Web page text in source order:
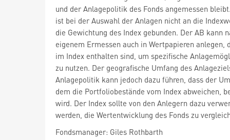
und der Anlagepolitik des Fonds angemessen
ist bei der Auswahl der Anlagen nicht an die
die Gewichtung des Index gebunden. Der AB kann
eigenem Ermessen auch in Wertpapieren anlegen,
im Index enthalten sind, um spezifische
zu nutzen. Der geografische Umfang des
Anlagepolitik kann jedoch dazu führen, dass der
dem die Portfoliobestände vom Index abweichen,
wird. Der Index sollte von den Anlegern dazu
werden, die Wertentwicklung des Fonds zu
Fondsmanager: Giles Rothbarth